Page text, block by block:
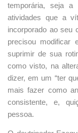
temporária, seja
atividades que a
incorporado ao seu
precisou modificar
suprimir de sua
como visto, na
dizer, em um “ter
mais fazer como
consistente, e,
pessoa.